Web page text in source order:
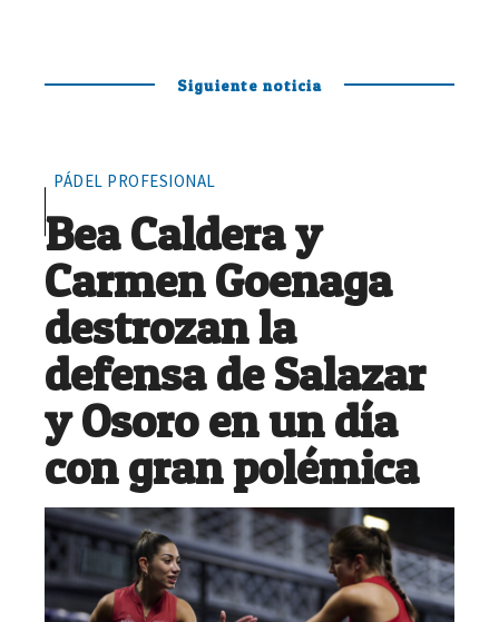
Siguiente noticia
PÁDEL PROFESIONAL
Bea Caldera y
Carmen Goenaga
destrozan la
defensa de Salazar
y Osoro en un día
con gran polémica